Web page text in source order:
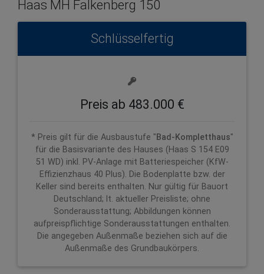
Haas MH Falkenberg 150
Schlüsselfertig
Preis ab 483.000 €
* Preis gilt für die Ausbaustufe " Bad-Kompletthaus"
für die Basisvariante des Hauses (Haas S 154 E09
51 WD) inkl. PV-Anlage mit Batteriespeicher (KfW-
Effizienzhaus 40 Plus). Die Bodenplatte bzw. der
Keller sind bereits enthalten. Nur gültig für Bauort
Deutschland; lt. aktueller Preisliste; ohne
Sonderausstattung; Abbildungen können
aufpreispflichtige Sonderausstattungen enthalten.
Die angegeben Außenmaße beziehen sich auf die
Außenmaße des Grundbaukörpers.